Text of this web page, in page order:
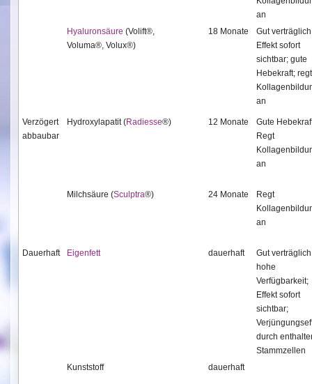
an
Hyaluronsäure (Volift®,
Voluma®, Volux®)
18 Monate
Gut
Effekt sofort
sichtbar; gute
Hebekraft; regt
an
Verzögert
abbaubar
Hydroxylapatit (Radiesse®) 12 Monate
Gute
Regt
an
Milchsäure (Sculptra®) 24 Monate
Regt
an
Dauerhaft Eigenfett dauerhaft
Gut
hohe
Verfügbarkeit;
Effekt sofort
sichtbar;
durch
Stammzellen
Kunststoff
dauerhaft